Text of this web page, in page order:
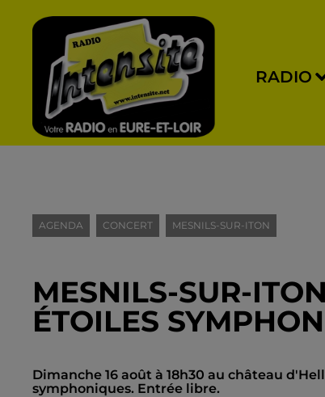
RADIO
AGENDA CONCERT MESNILS-SUR-ITON
MESNILS-SUR-
ÉTOILES
Dimanche 16 août à 18h30 au château
symphoniques. Entrée libre.